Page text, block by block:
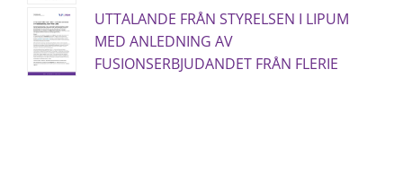
UTTALANDE FRÅN STYRELSEN I LIPUM
MED ANLEDNING AV
FUSIONSERBJUDANDET FRÅN FLERIE